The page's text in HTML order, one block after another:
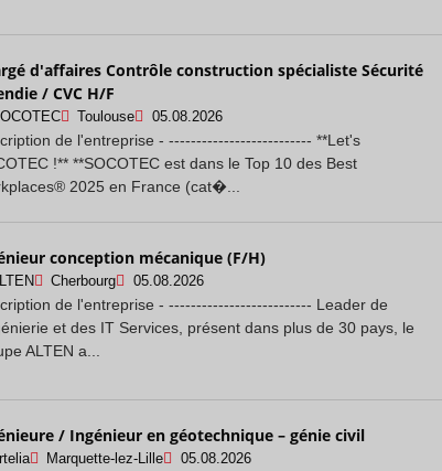
d'affaires Contrôle construction spécialiste Sécurité
/ CVC H/F
Toulouse 05.08.2026
de l'entreprise - -------------------------- **Let's
!** **SOCOTEC est dans le Top 10 des Best
2025 en France (cat�...
conception mécanique (F/H)
Cherbourg 05.08.2026
de l'entreprise - -------------------------- Leader de
et des IT Services, présent dans plus de 30 pays, le
ALTEN a...
/ Ingénieur en géotechnique – génie civil
Marquette-lez-Lille 05.08.2026